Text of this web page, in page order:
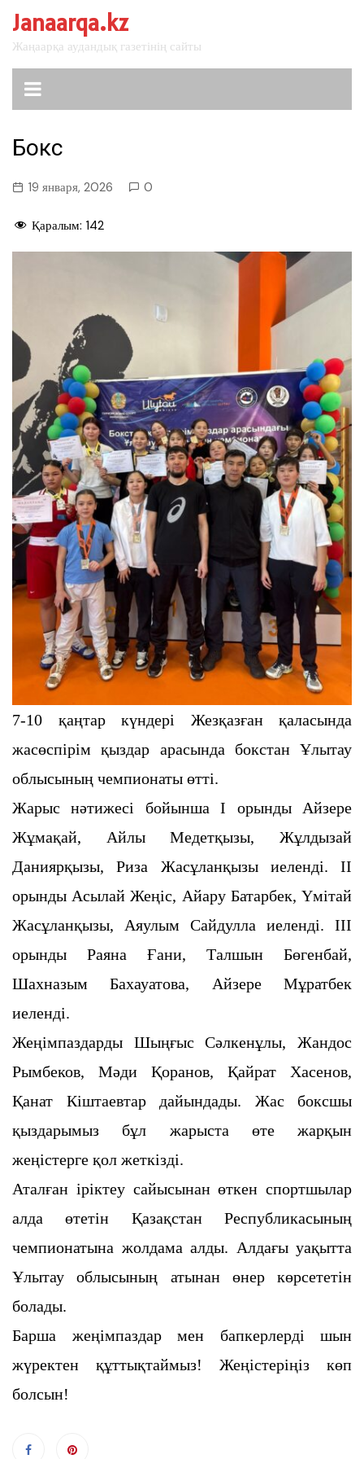
содержанию
Janaarqa.kz
Жаңаарқа аудандық газетінің сайты
Бокс
19 января, 2026 0
Қаралым: 142
7-10 қаңтар күндері Жезқазған қаласында
жасөспірім қыздар арасында бокстан Ұлытау
облысының чемпионаты өтті.
Жарыс нәтижесі бойынша І орынды Айзере
Жұмақай, Айлы Медетқызы, Жұлдызай
Даниярқызы, Риза Жасұланқызы иеленді. ІІ
орынды Асылай Жеңіс, Айару Батарбек, Үмітай
Жасұланқызы, Аяулым Сайдулла иеленді. ІІІ
орынды Раяна Ғани, Талшын Бөгенбай,
Шахназым Бахауатова, Айзере Мұратбек
иеленді.
Жеңімпаздарды Шыңғыс Сәлкенұлы, Жандос
Рымбеков, Мәди Қоранов, Қайрат Хасенов,
Қанат Кіштаевтар дайындады. Жас боксшы
қыздарымыз бұл жарыста өте жарқын
жеңістерге қол жеткізді.
Аталған іріктеу сайысынан өткен спортшылар
алда өтетін Қазақстан Республикасының
чемпионатына жолдама алды. Алдағы уақытта
Ұлытау облысының атынан өнер көрсететін
болады.
Барша жеңімпаздар мен бапкерлерді шын
жүректен құттықтаймыз! Жеңістеріңіз көп
болсын!